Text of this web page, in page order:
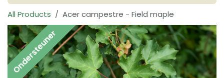
All Products Acer campestre - Field maple
Ondersteuner